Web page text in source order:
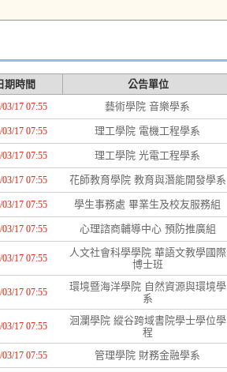
期時間 公告單位
03/17 07:55 藝術學院 音樂學系
03/17 07:55 理工學院 電機工程學系
03/17 07:55 理工學院 光電工程學系
03/17 07:55 花師教育學院 教育與潛能開發學系
03/17 07:55 學生事務處 畢業生及校友服務組
03/17 07:55 心理諮商輔導中心 預防推廣組
03/17 07:55
人文社會科學學院 華語文教學國際
博士班
03/17 07:55
環境暨海洋學院 自然資源與環境學
系
03/17 07:55
洄瀾學院 縱谷跨域書院學士學位學
程
03/17 07:55 管理學院 財務金融學系